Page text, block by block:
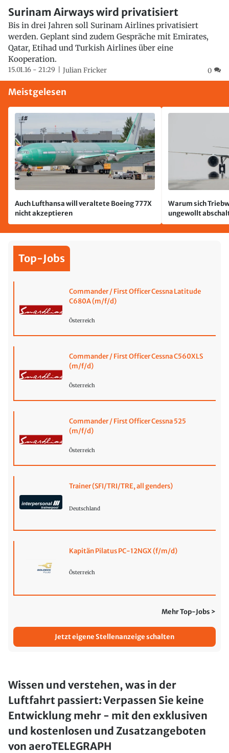
Surinam Airways wird privatisiert
Bis in drei Jahren soll Surinam Airlines privatisiert
werden. Geplant sind zudem Gespräche mit Emirates,
Qatar, Etihad und Turkish Airlines über eine
Kooperation.
15.01.16 - 21:29 Julian Fricker 0
Meistgelesen
Auch Lufthansa will veraltete Boeing 777X
nicht akzeptieren
Warum sich
ungewollt
passiert
Top-Jobs
Commander / First Officer Cessna Latitude
C680A (m/f/d)
Österreich
Commander / First Officer Cessna C560XLS
(m/f/d)
Österreich
Commander / First Officer Cessna 525
(m/f/d)
Österreich
Trainer (SFI/TRI/TRE, all genders)
Deutschland
Kapitän Pilatus PC-12NGX (f/m/d)
Österreich
Mehr Top-Jobs >
Jetzt eigene Stellenanzeige schalten
Wissen und verstehen, was in der
Luftfahrt passiert: Verpassen Sie keine
Entwicklung mehr - mit den exklusiven
und kostenlosen und Zusatzangeboten
von aeroTELEGRAPH